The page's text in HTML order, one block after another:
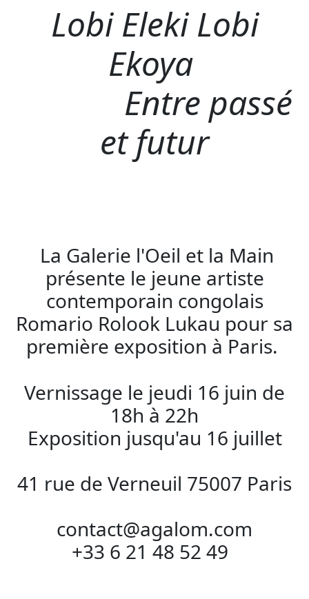
Lobi Eleki Lobi
Ekoya
Entre passé
et futur
La Galerie l'Oeil et la Main
présente le jeune artiste
contemporain congolais
Romario Rolook Lukau pour sa
première exposition à Paris.
Vernissage le jeudi 16 juin de
18h à 22h
Exposition jusqu'au 16 juillet
41 rue de Verneuil 75007 Paris
contact@agalom.com
+33 6 21 48 52 49